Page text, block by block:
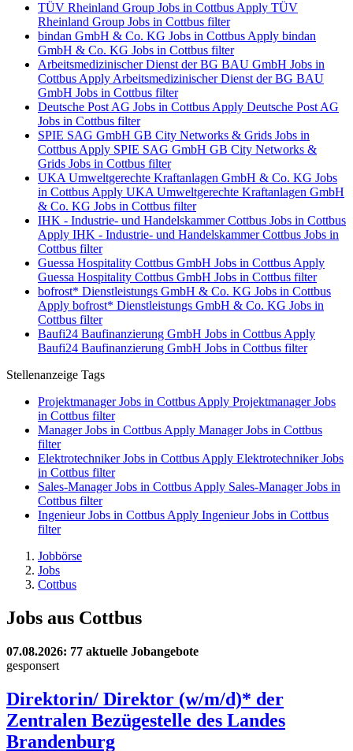
TÜV Rheinland Group Jobs in Cottbus Apply TÜV
Rheinland Group Jobs in Cottbus filter
bindan GmbH & Co. KG Jobs in Cottbus Apply bindan
GmbH & Co. KG Jobs in Cottbus filter
Arbeitsmedizinischer Dienst der BG BAU GmbH Jobs in
Cottbus Apply Arbeitsmedizinischer Dienst der BG BAU
GmbH Jobs in Cottbus filter
Deutsche Post AG Jobs in Cottbus Apply Deutsche Post AG
Jobs in Cottbus filter
SPIE SAG GmbH GB City Networks & Grids Jobs in
Cottbus Apply SPIE SAG GmbH GB City Networks &
Grids Jobs in Cottbus filter
UKA Umweltgerechte Kraftanlagen GmbH & Co. KG Jobs
in Cottbus Apply UKA Umweltgerechte Kraftanlagen GmbH
& Co. KG Jobs in Cottbus filter
IHK - Industrie- und Handelskammer Cottbus Jobs in Cottbus
Apply IHK - Industrie- und Handelskammer Cottbus Jobs in
Cottbus filter
Guessa Hospitality Cottbus GmbH Jobs in Cottbus Apply
Guessa Hospitality Cottbus GmbH Jobs in Cottbus filter
bofrost* Dienstleistungs GmbH & Co. KG Jobs in Cottbus
Apply bofrost* Dienstleistungs GmbH & Co. KG Jobs in
Cottbus filter
Baufi24 Baufinanzierung GmbH Jobs in Cottbus Apply
Baufi24 Baufinanzierung GmbH Jobs in Cottbus filter
Stellenanzeige Tags
Projektmanager Jobs in Cottbus Apply Projektmanager Jobs
in Cottbus filter
Manager Jobs in Cottbus Apply Manager Jobs in Cottbus
filter
Elektrotechniker Jobs in Cottbus Apply Elektrotechniker Jobs
in Cottbus filter
Sales-Manager Jobs in Cottbus Apply Sales-Manager Jobs in
Cottbus filter
Ingenieur Jobs in Cottbus Apply Ingenieur Jobs in Cottbus
filter
Jobbörse
Jobs
Cottbus
Jobs aus Cottbus
07.08.2026: 77 aktuelle Jobangebote
gesponsert
Direktorin/ Direktor (w/m/d)* der
Zentralen Bezügestelle des Landes
Brandenburg